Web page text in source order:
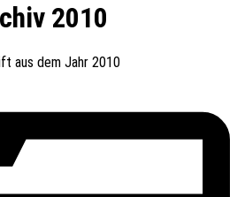
2010
aus dem Jahr 2010